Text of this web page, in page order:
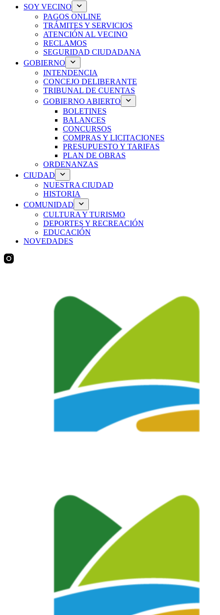
SOY VECINO
PAGOS ONLINE
TRÁMITES Y SERVICIOS
ATENCIÓN AL VECINO
RECLAMOS
SEGURIDAD CIUDADANA
GOBIERNO
INTENDENCIA
CONCEJO DELIBERANTE
TRIBUNAL DE CUENTAS
GOBIERNO ABIERTO
BOLETINES
BALANCES
CONCURSOS
COMPRAS Y LICITACIONES
PRESUPUESTO Y TARIFAS
PLAN DE OBRAS
ORDENANZAS
CIUDAD
NUESTRA CIUDAD
HISTORIA
COMUNIDAD
CULTURA Y TURISMO
DEPORTES Y RECREACIÓN
EDUCACIÓN
NOVEDADES